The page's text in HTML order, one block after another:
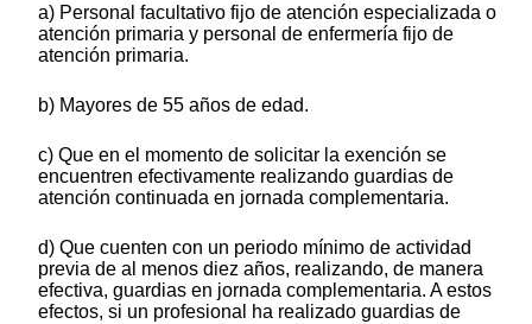
a) Personal facultativo fijo de atención especializada o
atención primaria y personal de enfermería fijo de
atención primaria.
b) Mayores de 55 años de edad.
c) Que en el momento de solicitar la exención se
encuentren efectivamente realizando guardias de
atención continuada en jornada complementaria.
d) Que cuenten con un periodo mínimo de actividad
previa de al menos diez años, realizando, de manera
efectiva, guardias en jornada complementaria. A estos
efectos, si un profesional ha realizado guardias de